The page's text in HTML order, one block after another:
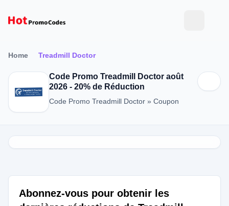
Home Treadmill Doctor
Code Promo Treadmill Doctor août
2026 - 20% de Réduction
Code Promo Treadmill Doctor » Coupon
Abonnez-vous pour obtenir les